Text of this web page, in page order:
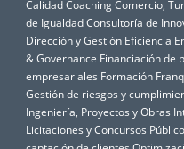
CalidadCoachingComercio,
de IgualdadConsultoría de
Dirección y Gestión Eficiencia
& Governance Financiación de
empresariales Formación
Gestión de riesgos y
Ingeniería, Proyectos y Obras
Licitaciones y Concursos